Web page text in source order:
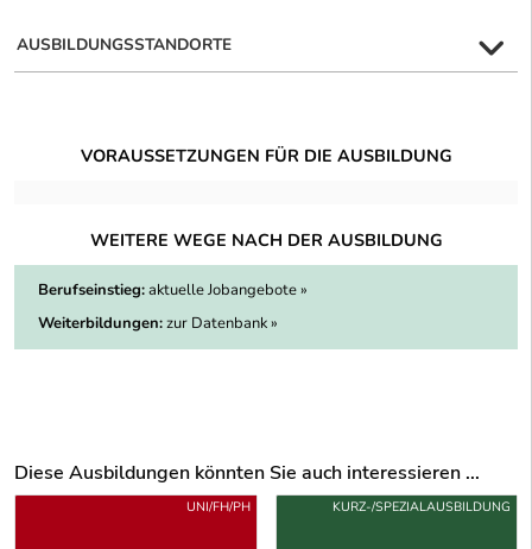
AUSBILDUNGSSTANDORTE
VORAUSSETZUNGEN FÜR DIE AUSBILDUNG
WEITERE WEGE NACH DER AUSBILDUNG
Berufseinstieg:aktuelle Jobangebote »
Weiterbildungen:zur Datenbank »
Diese Ausbildungen könnten Sie auch interessieren ...
Uber weitere Ausbildungsvorschläge
UNI/FH/PH KURZ-/SPEZIALAUSBILDUNG